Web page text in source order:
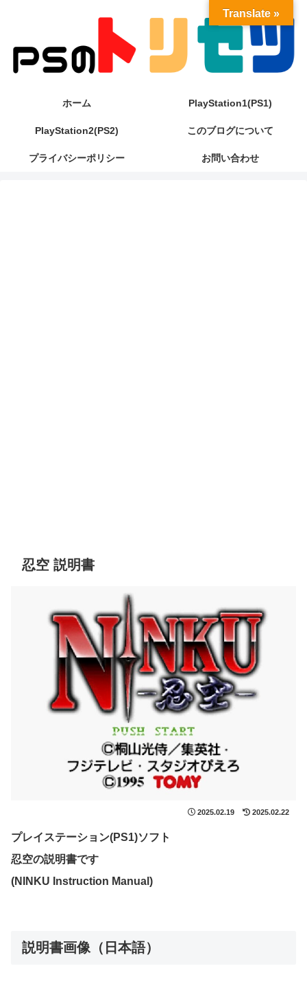
ホーム PlayStation1(PS1)
PlayStation2(PS2) このブログについて
プライバシーポリシー お問い合わせ
忍空 説明書
2025.02.19 2025.02.22
プレイステーション(PS1)ソフト
忍空の説明書です
(NINKU Instruction Manual)
説明書画像（日本語）
Translate »